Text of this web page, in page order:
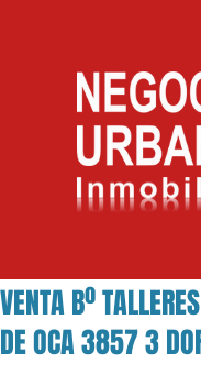
VENTA Bº
DE OCA 3857 3